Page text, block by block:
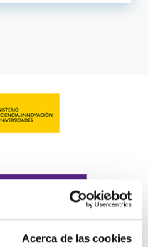
Acerca de las cookies